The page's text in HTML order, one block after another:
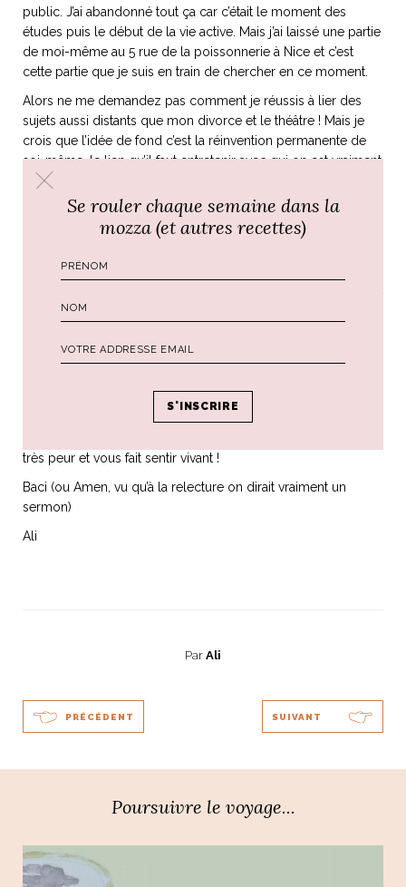
public. J’ai abandonné tout ça car c’était le moment des
études puis le début de la vie active. Mais j’ai laissé une partie
de moi-même au 5 rue de la poissonnerie à Nice et c’est
cette partie que je suis en train de chercher en ce moment.
Alors ne me demandez pas comment je réussis à lier des
sujets aussi distants que mon divorce et le théâtre ! Mais je
crois que l’idée de fond c’est la réinvention permanente de
soi-même, le lien qu’il faut entretenir avec qui on est vraiment
et ses envies. La vie fait qu’on digresse doucement mais
sûrement vers des cadres assez figés, où il est de plus en
plus difficile de s’exprimer. À chacun d’avoir la force, et le
courage de réinventer sa vie si elle ne correspond pas à son
de ma zone de confort, il se passait toujours des trucs fous.
bien souvent que je suis sur la bonne voie pour avancer et
Alors je vous souhaite une merveilleuse année 2018, en
insistant lourdement sur l’estime de soi, en espérant que vous
très peur et vous fait sentir vivant !
Baci (ou Amen, vu qu’à la relecture on dirait vraiment un
sermon)
Ali
Par Ali
PRÉCÉDENT SUIVANT
Poursuivre le voyage...
Se rouler chaque semaine dans la
mozza (et autres recettes)